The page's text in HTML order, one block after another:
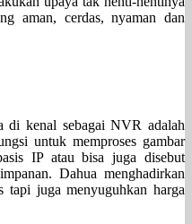
aman, cerdas, nyaman dan
di kenal sebagai NVR adalah
untuk memproses gambar
IP atau bisa juga disebut
Dahua menghadirkan
juga menyuguhkan harga